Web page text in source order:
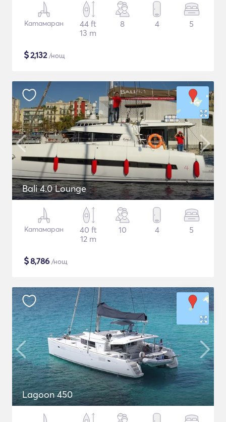
Катамаран
44 ft
13 m
8 4 5
$2,132/нощ
Bali 4.0 Lounge
Катамаран
40 ft
12 m
10 4 5
$8,786 /нощ
Lagoon 450